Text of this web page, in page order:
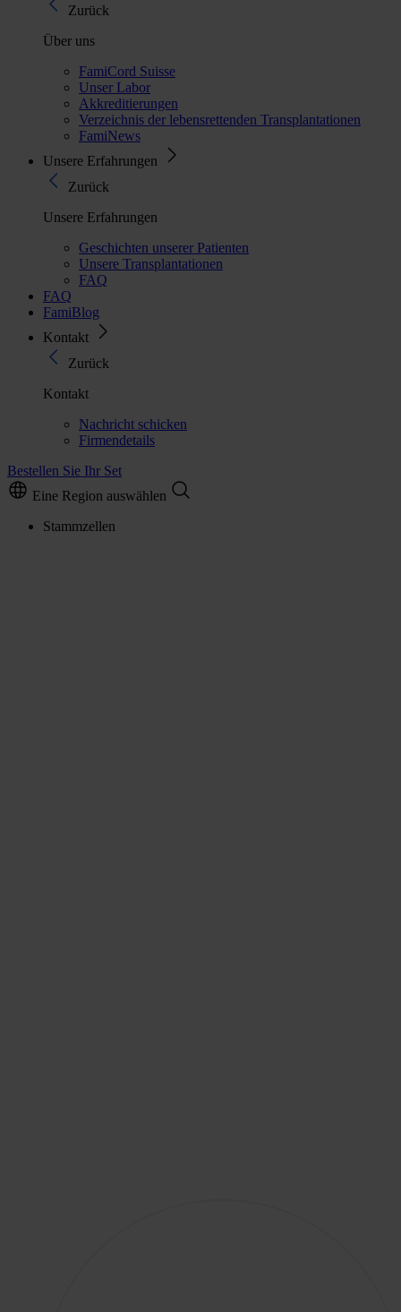
Zurück
Über uns
FamiCord Suisse
Unser Labor
Akkreditierungen
Verzeichnis der lebensrettenden Transplantationen
FamiNews
Unsere Erfahrungen
Zurück
Unsere Erfahrungen
Geschichten unserer Patienten
Unsere Transplantationen
FAQ
FAQ
FamiBlog
Kontakt
Zurück
Kontakt
Nachricht schicken
Firmendetails
Bestellen Sie Ihr Set
Eine Region auswählen
Stammzellen